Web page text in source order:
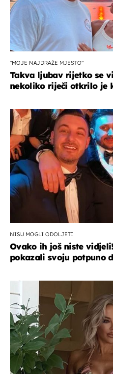
"MOJE NAJDRAŽE MJESTO"
Takva ljubav rijetko se
nekoliko riječi otkrilo je
NISU MOGLI ODOLJETI
Ovako ih još niste
pokazali svoju potpuno